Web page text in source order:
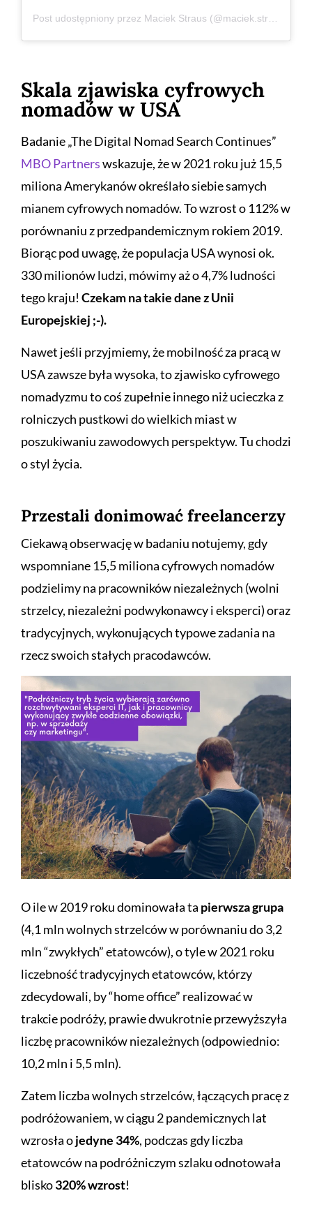
Skala zjawiska cyfrowych
nomadów w USA
Badanie „The Digital Nomad Search Continues”
MBO Partnerswskazuje, że w 2021 roku już 15,5
miliona Amerykanów określało siebie samych
mianem cyfrowych nomadów. To wzrost o 112% w
porównaniu z przedpandemicznym rokiem 2019.
Biorąc pod uwagę, że populacja USA wynosi ok.
330 milionów ludzi, mówimy aż o 4,7% ludności
tego kraju! Czekam na takie dane z Unii
Europejskiej ;-).
Nawet jeśli przyjmiemy, że mobilność za pracą w
USA zawsze była wysoka, to zjawisko cyfrowego
nomadyzmu to coś zupełnie innego niż ucieczka z
rolniczych pustkowi do wielkich miast w
poszukiwaniu zawodowych perspektyw. Tu chodzi
o styl życia.
Przestali donimować freelancerzy
Ciekawą obserwację w badaniu notujemy, gdy
wspomniane 15,5 miliona cyfrowych nomadów
podzielimy na pracowników niezależnych (wolni
strzelcy, niezależni podwykonawcy i eksperci) oraz
tradycyjnych, wykonujących typowe zadania na
rzecz swoich stałych pracodawców.
O ile w 2019 roku dominowała ta pierwsza grupa
(4,1 mln wolnych strzelców w porównaniu do 3,2
mln “zwykłych” etatowców), o tyle w 2021 roku
liczebność tradycyjnych etatowców, którzy
zdecydowali, by “home office” realizować w
trakcie podróży, prawie dwukrotnie przewyższyła
liczbę pracowników niezależnych (odpowiednio:
10,2 mln i 5,5 mln).
Zatem liczba wolnych strzelców, łączących pracę z
podróżowaniem, w ciągu 2 pandemicznych lat
wzrosła ojedyne 34%, podczas gdy liczba
etatowców na podróżniczym szlaku odnotowała
blisko320% wzrost!